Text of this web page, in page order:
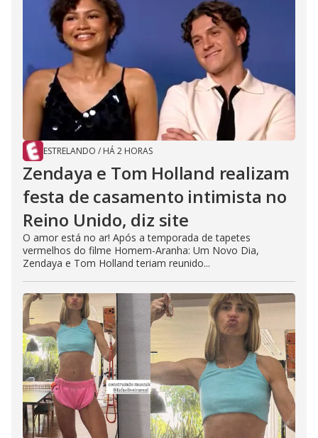
ESTRELANDO / HÁ 2 HORAS
Zendaya e Tom Holland realizam
festa de casamento intimista no
Reino Unido, diz site
O amor está no ar! Após a temporada de tapetes
vermelhos do filme Homem-Aranha: Um Novo Dia,
Zendaya e Tom Holland teriam reunido...